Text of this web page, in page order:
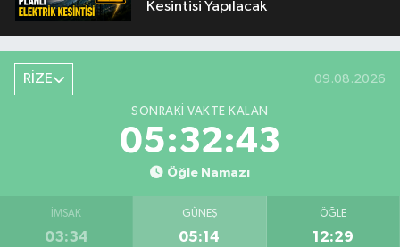
Kesintisi Yapılacak
RİZE 09.08.2026
SONRAKI VAKTE KALAN
05:32:42
Öğle Namazı
İMSAK
03:34
GÜNEŞ
05:14
ÖĞLE
12:29